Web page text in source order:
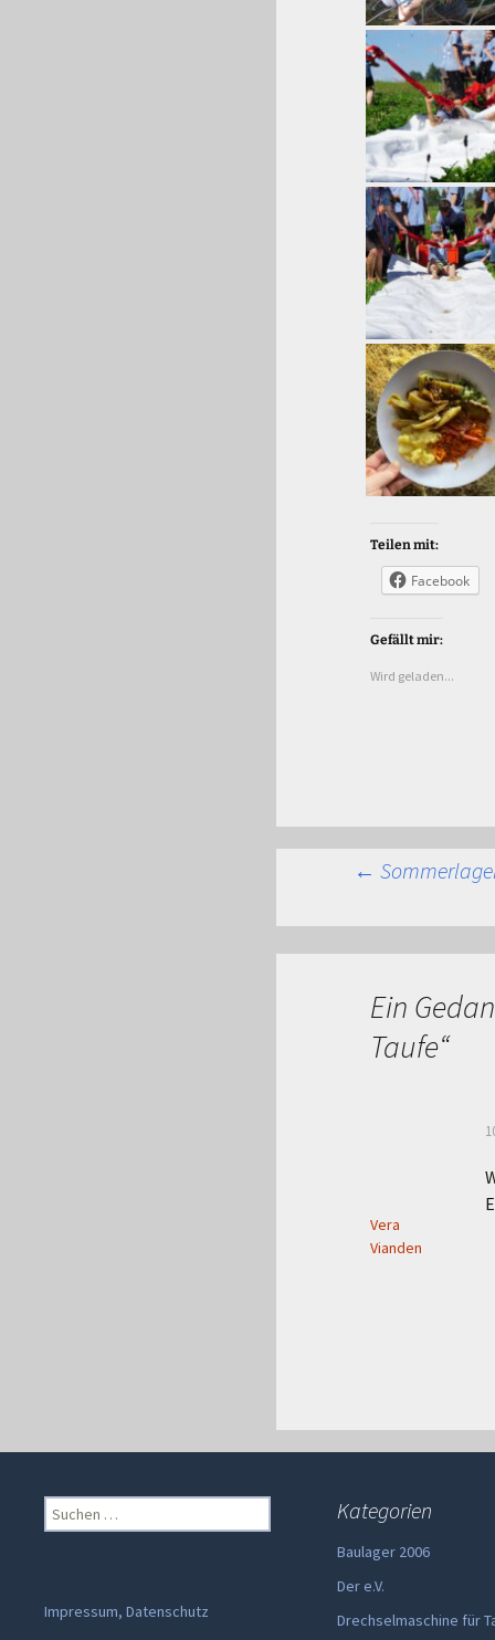
Teilen mit:
Facebook
Gefällt mir:
Wird geladen...
←
Ein
Taufe“
Vera
Vianden
Suchen
nach:
Kategorien
Baulager 2006
Der e.V.
Drechselmaschine für
Impressum, Datenschutz